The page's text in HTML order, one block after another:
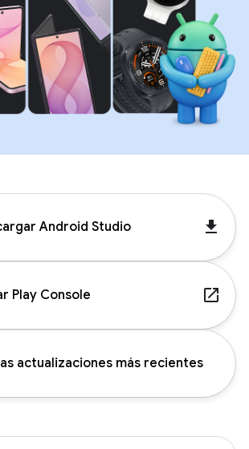
Android Studio get_app
Play Console launch
actualizaciones más recientes